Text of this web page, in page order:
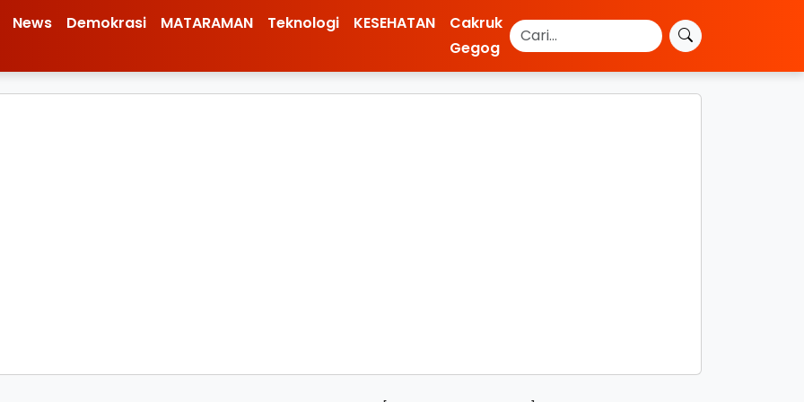
News Demokrasi MATARAMAN Teknologi KESEHATAN
Cakruk
Gegog